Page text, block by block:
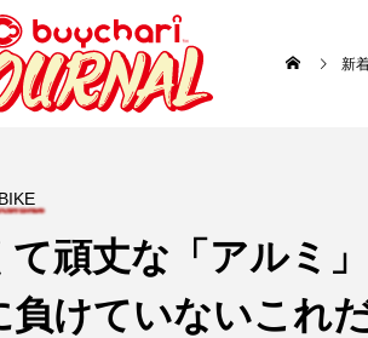
新
て頑丈な「アルミ
負けていないこれ